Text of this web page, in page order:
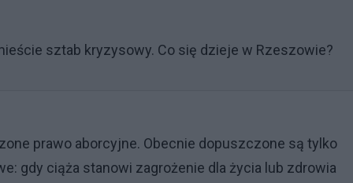
sztab kryzysowy. Co się dzieje w Rzeszowie?
prawo aborcyjne. Obecnie dopuszczone są tylko
gdy ciąża stanowi zagrożenie dla życia lub zdrowia